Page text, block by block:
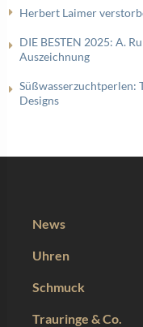
Herbert Laimer
DIE BESTEN 2025: A.
Auszeichnung
Süßwasserzuchtperlen:
Designs
News
Uhren
Schmuck
Trauringe & Co.